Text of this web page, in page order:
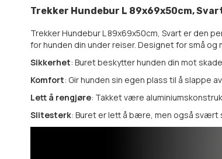
Trekker Hundebur L 89x69x50cm,
Trekker Hundebur L 89x69x50cm, Svart er den
for hunden din under reiser. Designet for små
Sikkerhet: Buret beskytter hunden din mot
Komfort: Gir hunden sin egen plass til å slappe
Lett å rengjøre: Takket være
Slitesterk: Buret er lett å bære, men også